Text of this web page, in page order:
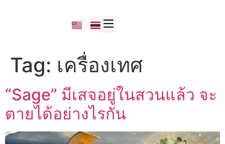
Tag: เครื่องเทศ
“Sage” มีเสจอยู่ในสวนแล้ว จะ
ตายได้อย่างไรกัน